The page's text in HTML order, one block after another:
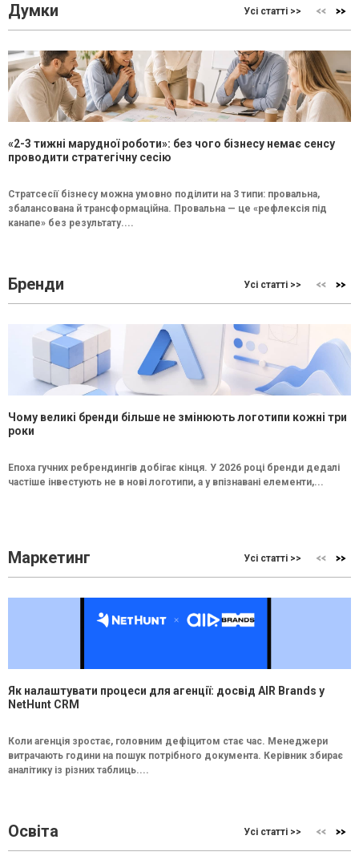
Думки Усі статті >>
«2-3 тижні марудної роботи»: без чого бізнесу немає сенсу
проводити стратегічну сесію
Стратсесії бізнесу можна умовно поділити на 3 типи: провальна,
збалансована й трансформаційна. Провальна — це «рефлексія під
канапе» без результату....
Бренди Усі статті >>
Чому великі бренди більше не змінюють логотипи кожні три
роки
Епоха гучних ребрендингів добігає кінця. У 2026 році бренди дедалі
частіше інвестують не в нові логотипи, а у впізнавані елементи,...
Маркетинг Усі статті >>
Як налаштувати процеси для агенції: досвід AIR Brands у
NetHunt CRM
Коли агенція зростає, головним дефіцитом стає час. Менеджери
витрачають години на пошук потрібного документа. Керівник збирає
аналітику із різних таблиць....
Освіта Усі статті >>